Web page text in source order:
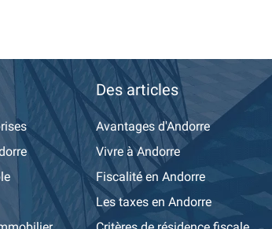
Des articles
Avantages d'Andorre
Vivre à Andorre
Fiscalité en Andorre
Les taxes en Andorre